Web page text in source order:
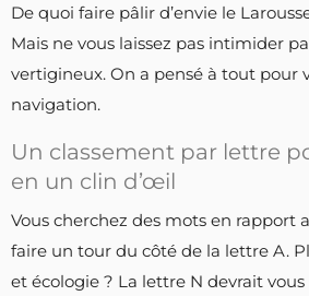
De quoi faire pâlir d’envie le
Mais ne vous laissez pas intimider
vertigineux. On a pensé à tout pour
navigation.
Un classement par lettre
en un clin d’œil
Vous cherchez des mots en rapport
faire un tour du côté de la lettre A.
et écologie ? La lettre N devrait vous